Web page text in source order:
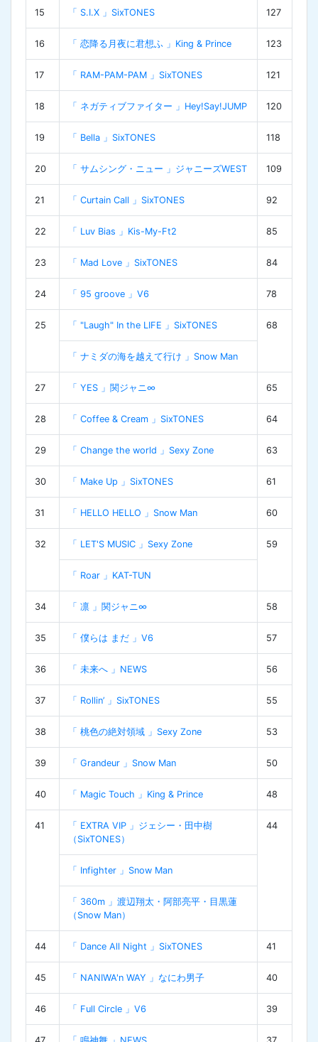
15 「 S.I.X 」SixTONES 127
16 「 恋降る月夜に君想ふ 」King & Prince 123
17 「 RAM-PAM-PAM 」SixTONES 121
18 「 ネガティブファイター 」Hey!Say!JUMP 120
19 「 Bella 」SixTONES 118
20 「 サムシング・ニュー 」ジャニーズWEST 109
21 「 Curtain Call 」SixTONES 92
22 「 Luv Bias 」Kis-My-Ft2 85
23 「 Mad Love 」SixTONES 84
24 「 95 groove 」V6 78
25 「 "Laugh" In the LIFE 」SixTONES 68
「 ナミダの海を越えて行け 」Snow Man
27 「 YES 」関ジャニ∞ 65
28 「 Coffee & Cream 」SixTONES 64
29 「 Change the world 」Sexy Zone 63
30 「 Make Up 」SixTONES 61
31 「 HELLO HELLO 」Snow Man 60
32 「 LET'S MUSIC 」Sexy Zone 59
「 Roar 」KAT-TUN
34 「 凛 」関ジャニ∞ 58
35 「 僕らは まだ 」V6 57
36 「 未来へ 」NEWS 56
37 「 Rollin’ 」SixTONES 55
38 「 桃色の絶対領域 」Sexy Zone 53
39 「 Grandeur 」Snow Man 50
40 「 Magic Touch 」King & Prince 48
41
「 EXTRA VIP 」ジェシー・田中樹
（SixTONES）
44
「 Infighter 」Snow Man
「 360m 」渡辺翔太・阿部亮平・目黒蓮
（Snow Man）
44 「 Dance All Night 」SixTONES 41
45 「 NANIWA'n WAY 」なにわ男子 40
46 「 Full Circle 」V6 39